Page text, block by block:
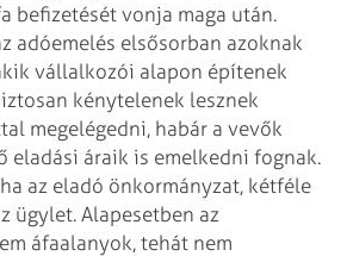
befizetését vonja maga után.
adóemelés elsősorban azoknak
vállalkozói alapon építenek
kénytelenek lesznek
megelégedni, habár a vevők
eladási áraik is emelkedni fognak.
az eladó önkormányzat, kétféle
ügylet. Alapesetben az
áfaalanyok, tehát nem